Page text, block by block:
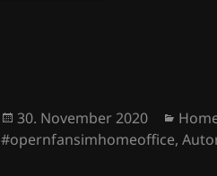
Veröffentlicht
am
30. November 2020
#opernfansimhomeoffice,